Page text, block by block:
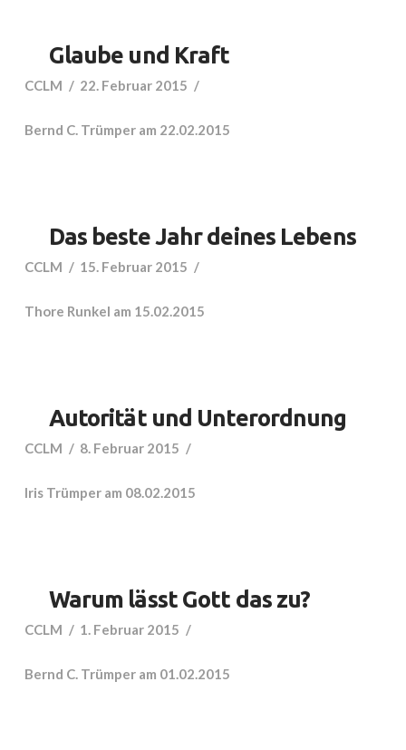
Glaube und Kraft
CCLM 22. Februar 2015
Bernd C. Trümper am 22.02.2015
Das beste Jahr deines Lebens
CCLM 15. Februar 2015
Thore Runkel am 15.02.2015
Autorität und Unterordnung
CCLM 8. Februar 2015
Iris Trümper am 08.02.2015
Warum lässt Gott das zu?
CCLM 1. Februar 2015
Bernd C. Trümper am 01.02.2015